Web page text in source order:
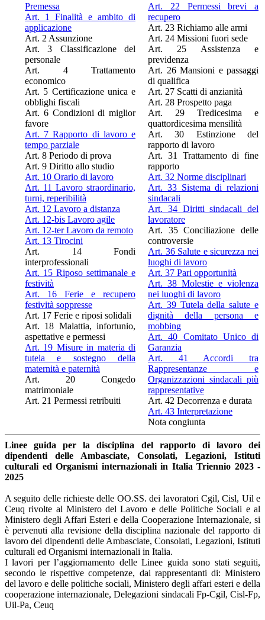
Premessa
Art. 1 Finalità e ambito di
applicazione
Art. 2 Assunzione
Art. 3 Classificazione del
personale
Art. 4 Trattamento
economico
Art. 5 Certificazione unica e
obblighi fiscali
Art. 6 Condizioni di miglior
favore
Art. 7 Rapporto di lavoro e
tempo parziale
Art. 8 Periodo di prova
Art. 9 Diritto allo studio
Art. 10 Orario di lavoro
Art. 11 Lavoro straordinario,
turni, reperibilità
Art. 12 Lavoro a distanza
Art. 12-bis Lavoro agile
Art. 12-ter Lavoro da remoto
Art. 13 Tirocini
Art. 14 Fondi
interprofessionali
Art. 15 Riposo settimanale e
festività
Art. 16 Ferie e recupero
festività soppresse
Art. 17 Ferie e riposi solidali
Art. 18 Malattia, infortunio,
aspettative e permessi
Art. 19 Misure in materia di
tutela e sostegno della
maternità e paternità
Art. 20 Congedo
matrimoniale
Art. 21 Permessi retribuiti
Art. 22 Permessi brevi a
recupero
Art. 23 Richiamo alle armi
Art. 24 Missioni fuori sede
Art. 25 Assistenza e
previdenza
Art. 26 Mansioni e passaggi
di qualifica
Art. 27 Scatti di anzianità
Art. 28 Prospetto paga
Art. 29 Tredicesima e
quattordicesima mensilità
Art. 30 Estinzione del
rapporto di lavoro
Art. 31 Trattamento di fine
rapporto
Art. 32 Norme disciplinari
Art. 33 Sistema di relazioni
sindacali
Art. 34 Diritti sindacali del
lavoratore
Art. 35 Conciliazione delle
controversie
Art. 36 Salute e sicurezza nei
luoghi di lavoro
Art. 37 Pari opportunità
Art. 38 Molestie e violenza
nei luoghi di lavoro
Art. 39 Tutela della salute e
dignità della persona e
mobbing
Art. 40 Comitato Unico di
Garanzia
Art. 41 Accordi tra
Rappresentanze e
Organizzazioni sindacali più
rappresentative
Art. 42 Decorrenza e durata
Art. 43 Interpretazione
Nota congiunta
Linee guida per la disciplina del rapporto di lavoro dei
dipendenti delle Ambasciate, Consolati, Legazioni, Istituti
culturali ed Organismi internazionali in Italia Triennio 2023 -
2025
A seguito delle richieste delle OO.SS. dei lavoratori Cgil, Cisl, Uil e
Ceuq rivolte al Ministero del Lavoro e delle Politiche Sociali e al
Ministero degli Affari Esteri e della Cooperazione Internazionale, si
è pervenuti alla revisione della disciplina nazionale del rapporto di
lavoro dei dipendenti delle Ambasciate, Consolati, Legazioni, Istituti
culturali ed Organismi internazionali in Italia.
I lavori per l’aggiornamento delle Linee guida sono stati seguiti,
secondo le rispettive competenze, dai rappresentanti di: Ministero
del lavoro e delle politiche sociali, Ministero degli affari esteri e della
cooperazione internazionale, Delegazioni sindacali Fp-Cgil, Cisl-Fp,
Uil-Pa, Ceuq